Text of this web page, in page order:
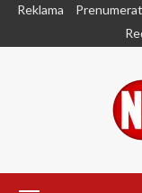
SkipReklama